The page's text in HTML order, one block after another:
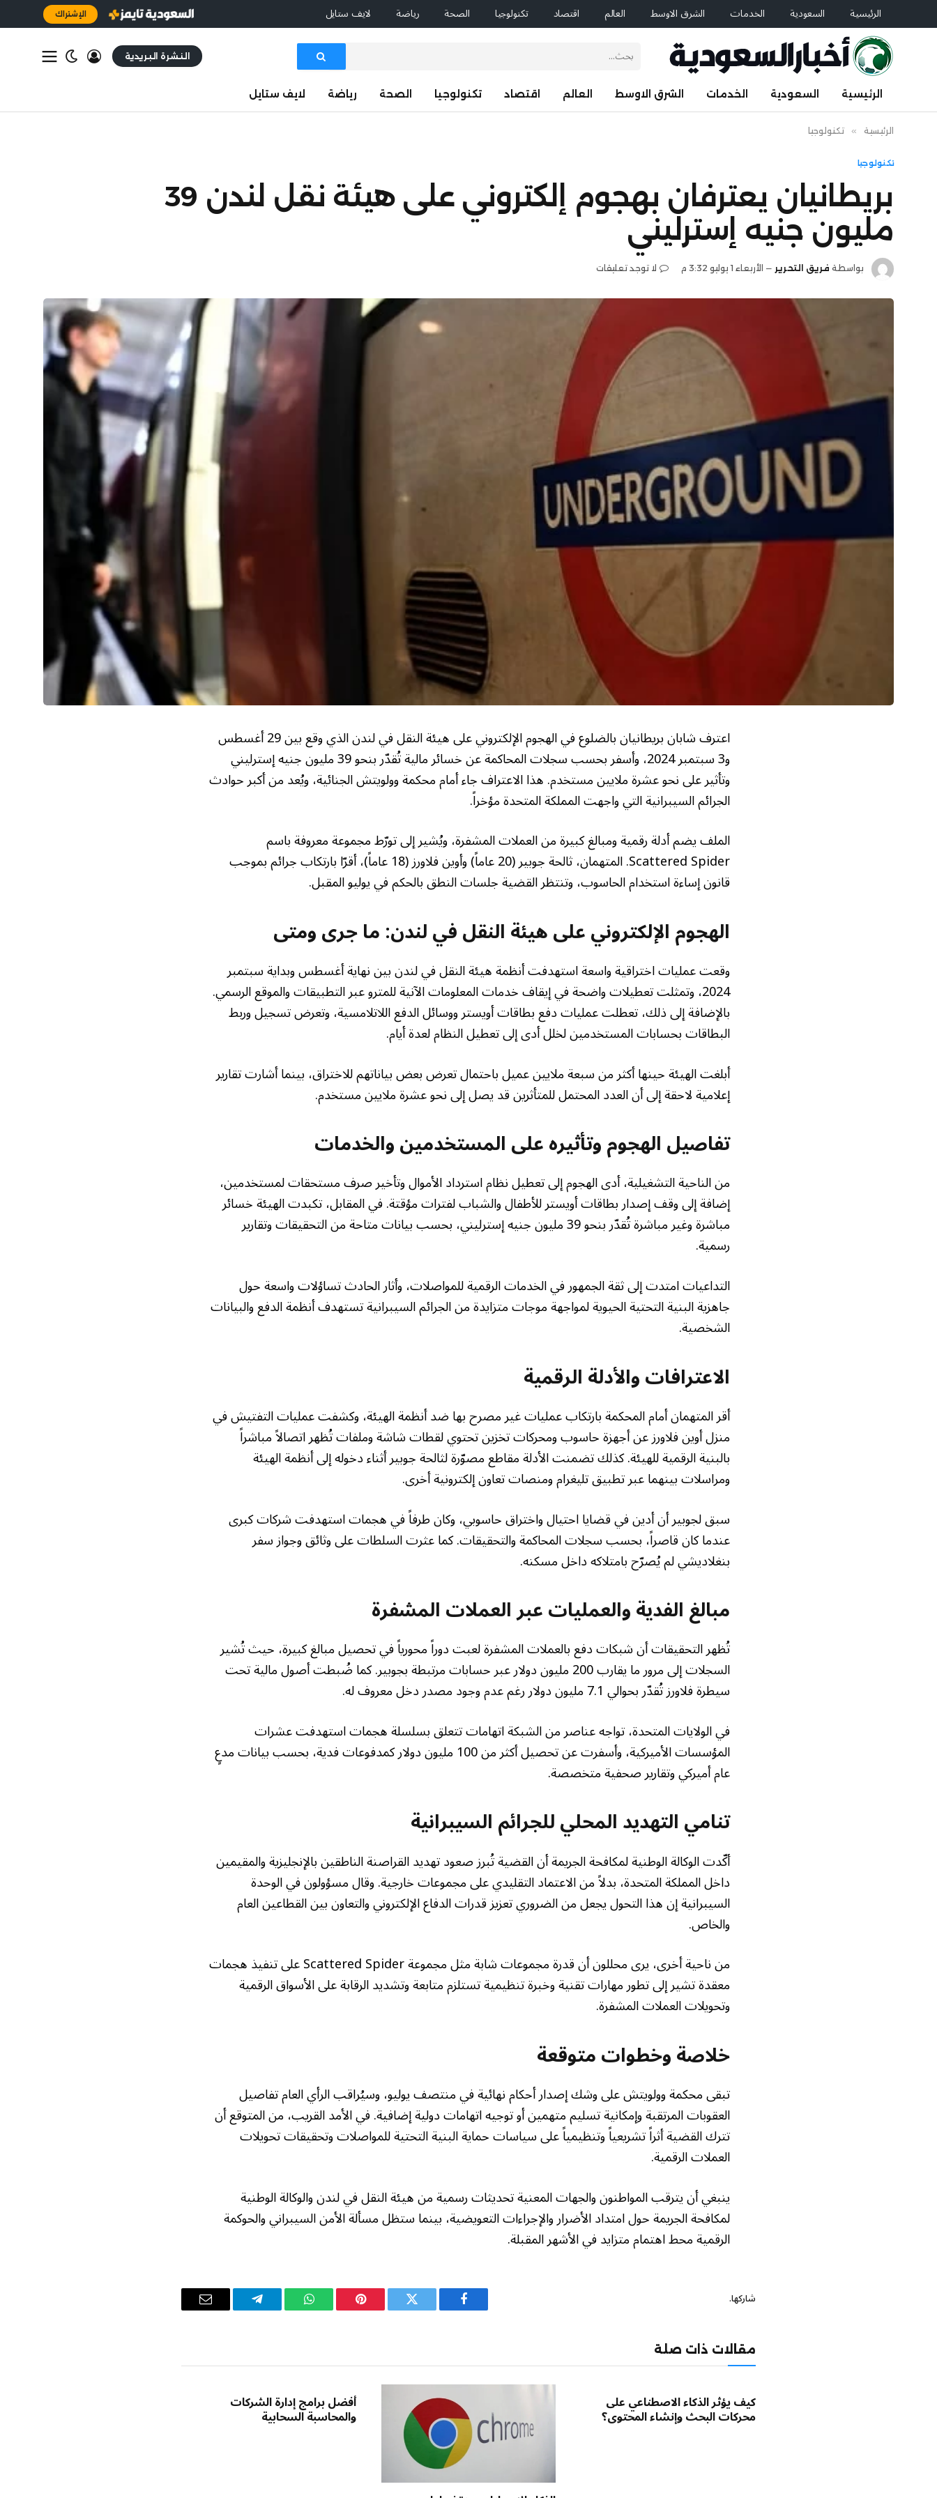
الرئيسية السعودية الخدمات الشرق الاوسط العالم اقتصاد تكنولوجيا الصحة رياضة لايف ستايل الإشتراك
النشرة البريدية
الرئيسية السعودية الخدمات الشرق الاوسط العالم اقتصاد تكنولوجيا الصحة رياضة لايف ستايل
الرئيسية » تكنولوجيا
تكنولوجيا
بريطانيان يعترفان بهجوم إلكتروني على هيئة نقل لندن 39
مليون جنيه إسترليني
بواسطة فريق التحرير الأربعاء 1 يوليو 3:32 م لا توجد تعليقات
اعترف شابان بريطانيان بالضلوع في الهجوم الإلكتروني على هيئة النقل في لندن الذي وقع بين 29 أغسطس
و3 سبتمبر 2024، وأسفر بحسب سجلات المحاكمة عن خسائر مالية تُقدّر بنحو 39 مليون جنيه إسترليني
وتأثير على نحو عشرة ملايين مستخدم. هذا الاعتراف جاء أمام محكمة وولويتش الجنائية، ويُعد من أكبر حوادث
الجرائم السيبرانية التي واجهت المملكة المتحدة مؤخراً.
الملف يضم أدلة رقمية ومبالغ كبيرة من العملات المشفرة، ويُشير إلى تورّط مجموعة معروفة باسم
Scattered Spider. المتهمان، ثالحة جوبير (20 عاماً) وأوين فلاورز (18 عاماً)، أقرّا بارتكاب جرائم بموجب
قانون إساءة استخدام الحاسوب، وتنتظر القضية جلسات النطق بالحكم في يوليو المقبل.
الهجوم الإلكتروني على هيئة النقل في لندن: ما جرى ومتى
وقعت عمليات اختراقية واسعة استهدفت أنظمة هيئة النقل في لندن بين نهاية أغسطس وبداية سبتمبر
2024، وتمثلت تعطيلات واضحة في إيقاف خدمات المعلومات الآنية للمترو عبر التطبيقات والموقع الرسمي.
بالإضافة إلى ذلك، تعطلت عمليات دفع بطاقات أويستر ووسائل الدفع اللاتلامسية، وتعرض تسجيل وربط
البطاقات بحسابات المستخدمين لخلل أدى إلى تعطيل النظام لعدة أيام.
أبلغت الهيئة حينها أكثر من سبعة ملايين عميل باحتمال تعرض بعض بياناتهم للاختراق، بينما أشارت تقارير
إعلامية لاحقة إلى أن العدد المحتمل للمتأثرين قد يصل إلى نحو عشرة ملايين مستخدم.
تفاصيل الهجوم وتأثيره على المستخدمين والخدمات
من الناحية التشغيلية، أدى الهجوم إلى تعطيل نظام استرداد الأموال وتأخير صرف مستحقات لمستخدمين،
إضافة إلى وقف إصدار بطاقات أويستر للأطفال والشباب لفترات مؤقتة. في المقابل، تكبدت الهيئة خسائر
مباشرة وغير مباشرة تُقدّر بنحو 39 مليون جنيه إسترليني، بحسب بيانات متاحة من التحقيقات وتقارير
رسمية.
التداعيات امتدت إلى ثقة الجمهور في الخدمات الرقمية للمواصلات، وأثار الحادث تساؤلات واسعة حول
جاهزية البنية التحتية الحيوية لمواجهة موجات متزايدة من الجرائم السيبرانية تستهدف أنظمة الدفع والبيانات
الشخصية.
الاعترافات والأدلة الرقمية
أقر المتهمان أمام المحكمة بارتكاب عمليات غير مصرح بها ضد أنظمة الهيئة، وكشفت عمليات التفتيش في
منزل أوين فلاورز عن أجهزة حاسوب ومحركات تخزين تحتوي لقطات شاشة وملفات تُظهر اتصالاً مباشراً
بالبنية الرقمية للهيئة. كذلك تضمنت الأدلة مقاطع مصوّرة لثالحة جوبير أثناء دخوله إلى أنظمة الهيئة
ومراسلات بينهما عبر تطبيق تليغرام ومنصات تعاون إلكترونية أخرى.
سبق لجوبير أن أدين في قضايا احتيال واختراق حاسوبي، وكان طرفاً في هجمات استهدفت شركات كبرى
عندما كان قاصراً، بحسب سجلات المحاكمة والتحقيقات. كما عثرت السلطات على وثائق وجواز سفر
بنغلاديشي لم يُصرّح بامتلاكه داخل مسكنه.
مبالغ الفدية والعمليات عبر العملات المشفرة
تُظهر التحقيقات أن شبكات دفع بالعملات المشفرة لعبت دوراً محورياً في تحصيل مبالغ كبيرة، حيث تُشير
السجلات إلى مرور ما يقارب 200 مليون دولار عبر حسابات مرتبطة بجوبير. كما ضُبطت أصول مالية تحت
سيطرة فلاورز تُقدّر بحوالي 7.1 مليون دولار رغم عدم وجود مصدر دخل معروف له.
في الولايات المتحدة، تواجه عناصر من الشبكة اتهامات تتعلق بسلسلة هجمات استهدفت عشرات
المؤسسات الأميركية، وأسفرت عن تحصيل أكثر من 100 مليون دولار كمدفوعات فدية، بحسب بيانات مدعٍ
عام أميركي وتقارير صحفية متخصصة.
تنامي التهديد المحلي للجرائم السيبرانية
أكّدت الوكالة الوطنية لمكافحة الجريمة أن القضية تُبرز صعود تهديد القراصنة الناطقين بالإنجليزية والمقيمين
داخل المملكة المتحدة، بدلاً من الاعتماد التقليدي على مجموعات خارجية. وقال مسؤولون في الوحدة
السيبرانية إن هذا التحول يجعل من الضروري تعزيز قدرات الدفاع الإلكتروني والتعاون بين القطاعين العام
والخاص.
من ناحية أخرى، يرى محللون أن قدرة مجموعات شابة مثل مجموعة Scattered Spider على تنفيذ هجمات
معقدة تشير إلى تطور مهارات تقنية وخبرة تنظيمية تستلزم متابعة وتشديد الرقابة على الأسواق الرقمية
وتحويلات العملات المشفرة.
خلاصة وخطوات متوقعة
تبقى محكمة وولويتش على وشك إصدار أحكام نهائية في منتصف يوليو، وسيُراقب الرأي العام تفاصيل
العقوبات المرتقبة وإمكانية تسليم متهمين أو توجيه اتهامات دولية إضافية. في الأمد القريب، من المتوقع أن
تترك القضية أثراً تشريعياً وتنظيمياً على سياسات حماية البنية التحتية للمواصلات وتحقيقات تحويلات
العملات الرقمية.
ينبغي أن يترقب المواطنون والجهات المعنية تحديثات رسمية من هيئة النقل في لندن والوكالة الوطنية
لمكافحة الجريمة حول امتداد الأضرار والإجراءات التعويضية، بينما ستظل مسألة الأمن السيبراني والحوكمة
الرقمية محط اهتمام متزايد في الأشهر المقبلة.
شاركها.
فيسبوك تويتر بينتيريستواتساب تيلقرام
البريد
مقالات ذات صلة
كيف يؤثر الذكاء الاصطناعي على
محركات البحث وإنشاء المحتوى؟
أفضل برامج إدارة الشركات
والمحاسبة السحابية